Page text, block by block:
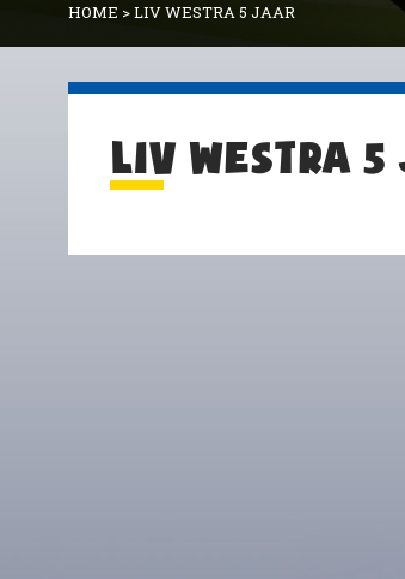
HOME >LIV WESTRA 5 JAAR
LIV WESTRA 5